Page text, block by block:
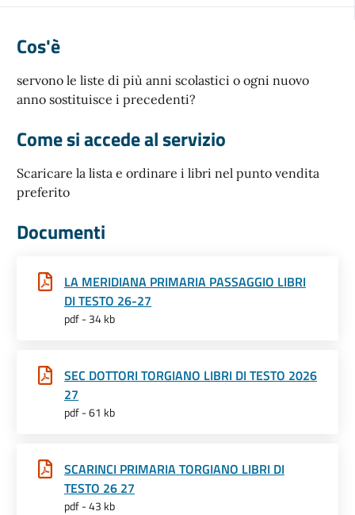
Cos'è
servono le liste di più anni scolastici o ogni nuovo
anno sostituisce i precedenti?
Come si accede al servizio
Scaricare la lista e ordinare i libri nel punto vendita
preferito
Documenti
LA MERIDIANA PRIMARIA PASSAGGIO LIBRI
DI TESTO 26-27
pdf - 34 kb
SEC DOTTORI TORGIANO LIBRI DI TESTO 2026
27
pdf - 61 kb
SCARINCI PRIMARIA TORGIANO LIBRI DI
TESTO 26 27
pdf - 43 kb